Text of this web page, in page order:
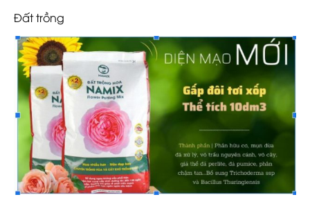
Đất trồng